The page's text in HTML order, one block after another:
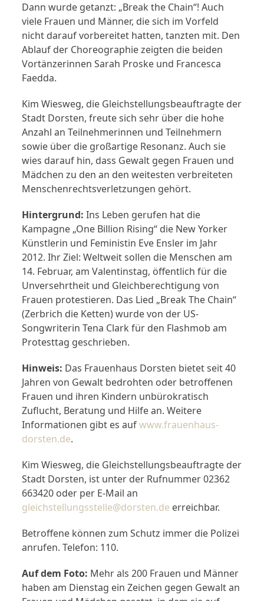
Dann wurde getanzt: „Break the Chain“! Auch
viele Frauen und Männer, die sich im Vorfeld
nicht darauf vorbereitet hatten, tanzten mit. Den
Ablauf der Choreographie zeigten die beiden
Vortänzerinnen Sarah Proske und Francesca
Faedda.
Kim Wiesweg, die Gleichstellungsbeauftragte der
Stadt Dorsten, freute sich sehr über die hohe
Anzahl an Teilnehmerinnen und Teilnehmern
sowie über die großartige Resonanz. Auch sie
wies darauf hin, dass Gewalt gegen Frauen und
Mädchen zu den an den weitesten verbreiteten
Menschenrechtsverletzungen gehört.
Hintergrund: Ins Leben gerufen hat die
Kampagne „One Billion Rising“ die New Yorker
Künstlerin und Feministin Eve Ensler im Jahr
2012. Ihr Ziel: Weltweit sollen die Menschen am
14. Februar, am Valentinstag, öffentlich für die
Unversehrtheit und Gleichberechtigung von
Frauen protestieren. Das Lied „Break The Chain“
(Zerbrich die Ketten) wurde von der US-
Songwriterin Tena Clark für den Flashmob am
Protesttag geschrieben.
Hinweis: Das Frauenhaus Dorsten bietet seit 40
Jahren von Gewalt bedrohten oder betroffenen
Frauen und ihren Kindern unbürokratisch
Zuflucht, Beratung und Hilfe an. Weitere
Informationen gibt es aufwww.frauenhaus-
dorsten.de.
Kim Wiesweg, die Gleichstellungsbeauftragte der
Stadt Dorsten, ist unter der Rufnummer 02362
663420 oder per E-Mail an
gleichstellungsstelle@dorsten.de erreichbar.
Betroffene können zum Schutz immer die Polizei
anrufen. Telefon: 110.
Auf dem Foto: Mehr als 200 Frauen und Männer
haben am Dienstag ein Zeichen gegen Gewalt an